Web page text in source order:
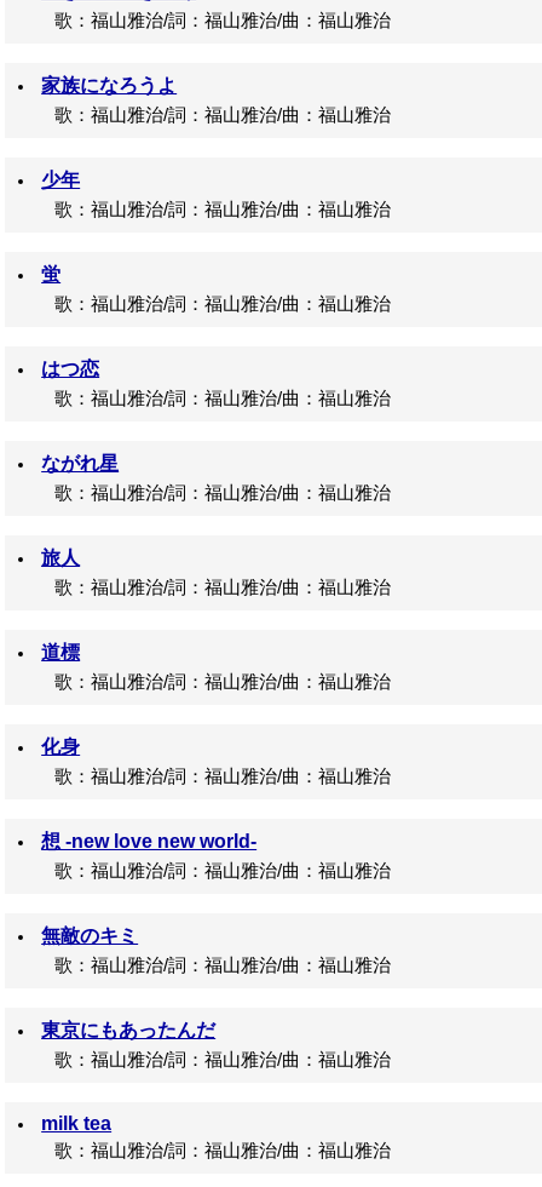
歌：福山雅治/詞：福山雅治/曲：福山雅治
家族になろうよ
歌：福山雅治/詞：福山雅治/曲：福山雅治
少年
歌：福山雅治/詞：福山雅治/曲：福山雅治
蛍
歌：福山雅治/詞：福山雅治/曲：福山雅治
はつ恋
歌：福山雅治/詞：福山雅治/曲：福山雅治
ながれ星
歌：福山雅治/詞：福山雅治/曲：福山雅治
旅人
歌：福山雅治/詞：福山雅治/曲：福山雅治
道標
歌：福山雅治/詞：福山雅治/曲：福山雅治
化身
歌：福山雅治/詞：福山雅治/曲：福山雅治
想 -new love new world-
歌：福山雅治/詞：福山雅治/曲：福山雅治
無敵のキミ
歌：福山雅治/詞：福山雅治/曲：福山雅治
東京にもあったんだ
歌：福山雅治/詞：福山雅治/曲：福山雅治
milk tea
歌：福山雅治/詞：福山雅治/曲：福山雅治